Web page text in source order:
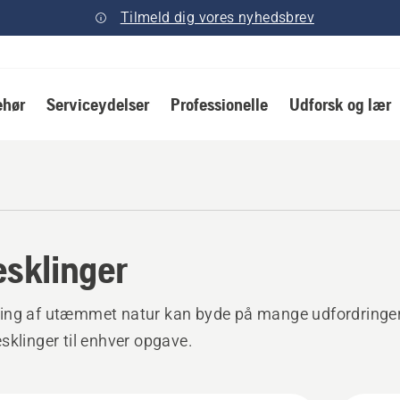
Tilmeld dig vores nyhedsbrev
Serviceydelser Professionelle Udforsk og lær
af utæmmet natur kan byde på mange
til enhver opgave.